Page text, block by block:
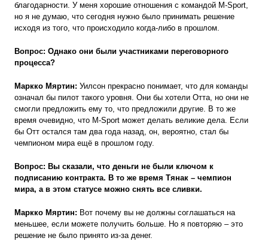
благодарности. У меня хорошие отношения с командой M-Sport,
но я не думаю, что сегодня нужно было принимать решение
исходя из того, что происходило когда-либо в прошлом.
Вопрос: Однако они были участниками переговорного
процесса?
Маркко Мяртин: Уилсон прекрасно понимает, что для команды
означал бы пилот такого уровня. Они бы хотели Отта, но они не
смогли предложить ему то, что предложили другие. В то же
время очевидно, что M-Sport может делать великие дела. Если
бы Отт остался там два года назад, он, вероятно, стал бы
чемпионом мира ещё в прошлом году.
Вопрос: Вы сказали, что деньги не были ключом к
подписанию контракта. В то же время Тянак – чемпион
мира, а в этом статусе можно снять все сливки.
Маркко Мяртин: Вот почему вы не должны соглашаться на
меньшее, если можете получить больше. Но я повторяю – это
решение не было принято из-за денег.